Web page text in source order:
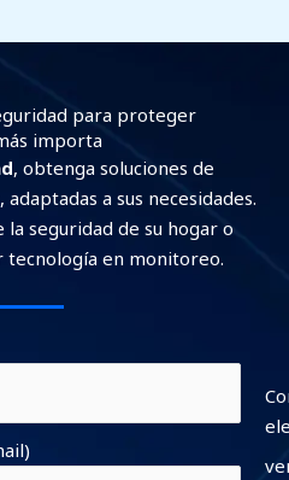
para proteger
importa
, obtenga soluciones de
a sus necesidades.
seguridad de su hogar o
tecnología en monitoreo.